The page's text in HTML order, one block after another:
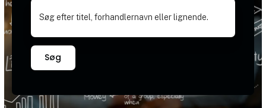
Søg efter titel, forhandlernavn eller lignende.
Søg